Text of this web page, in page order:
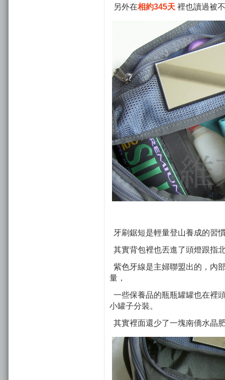
另外在相約345天 裡也讀過被
牙刷鋸短是輕量登山養成的習
其實背包裡也丟進了頭燈跟指
紫色牙線是主婦聯盟出的，內
量，
一些保養品的瓶瓶罐罐也在裡
小罐子分裝。
其實裡面還少了一塊南僑水晶